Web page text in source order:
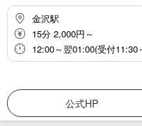
金沢駅
15分 2,000円～
12:00～翌01:00(受付11:30
公式HP